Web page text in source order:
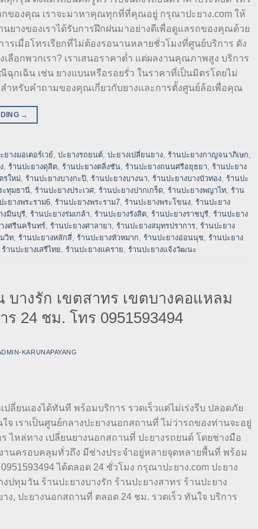
กของคุณ เราจะมาหาคุณทุกที่ที่คุณอยู่ กรุณาปะยาง.com ให้
างของเราได้รับการฝึกฝนมาอย่างดีเพื่อดูแลรถของคุณด้วย
รเมื่อโทรเรียกที่ไม่ต้องรอนานหลายชั่วโมงที่ศูนย์บริการ ดัง
อกพวกเรา? เราเสนอราคาต่ำ แต่ผลงานคุณภาพสูง บริการ
กเฉิน เช่น ยางแบนหรือรอยรั่ว ในราคาที่เป็นมิตรโดยไม่
ำหรับคำถามของคุณเกี่ยวกับยางและการตั้งศูนย์ล้อเพื่อคุณ
→
ยางมอเตอร์เวย์, ปะยางรถยนต์, ปะยางเปลี่ยนยาง, ร้านปะยางกาญจนาภิเษก,
, ร้านปะยางดุสิต, ร้านปะยางตลิ่งชัน, ร้านปะยางถนนศรีอยุธยา, ร้านปะยาง
รใหม่, ร้านปะยางบางกะปิ, ร้านปะยางบางนา, ร้านปะยางบางบัวทอง, ร้านปะ
ะทุมธานี, ร้านปะยางประเวศ, ร้านปะยางปากเกร็ด, ร้านปะยางพญาไท, ร้าน
ะยางพระราม6, ร้านปะยางพระราม7, ร้านปะยางพระโขนง, ร้านปะยาง
งมีนบุรี, ร้านปะยางร่มเกล้า, ร้านปะยางรังสิต, ร้านปะยางราชบุรี, ร้านปะยาง
งศรีนครินทร์, ร้านปะยางศาลายา, ร้านปะยางสมุทรปราการ, ร้านปะยาง
วิท, ร้านปะยางหลักสี่, ร้านปะยางหัวหมาก, ร้านปะยางอ่อนนุช, ร้านปะยาง
ร้านปะยางเสรีไทย, ร้านปะยางแคราย, ร้านปะยางแจ้งวัฒนะ
างรัก เขตสาทร เขตบางคอแหลม
24 ชม. โทร 0951593494
KARUNAPAYANG
ลี่ยนเองได้ทันที พร้อมบริการ รวดเร็วแต่ไม่เร่งรีบ ปลอดภัย
เราเป็นศูนย์กลางปะยางนอกสถานที่ ไม่ว่ารถของท่านจะอยู่
หล่ทาง เปลี่ยนยางนอกสถานที่ ปะยางรถยนต์ โดยช่างมือ
นครอบคลุมทั่วถึง มีช่างประจำอยู่หลายจุดหลายพื้นที่ พร้อม
ได้ตลอด 24 ชั่วโมง กรุณาปะยาง.com ปะยาง
ปทุมวัน ร้านปะยางบางรัก ร้านปะยางสาทร ร้านปะยาง
ง, ปะยางนอกสถานที่ ตลอด 24 ชม. รวดเร็ว ทันใจ บริการ